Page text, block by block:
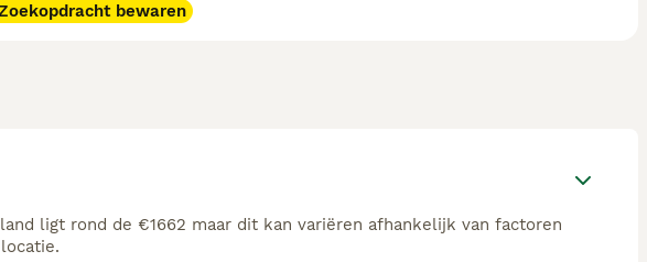
bewaren
ligt rond de €1662 maar dit kan variëren afhankelijk van factoren